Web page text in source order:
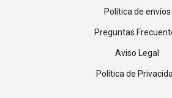
Política de envíos
Preguntas
Aviso Legal
Política de